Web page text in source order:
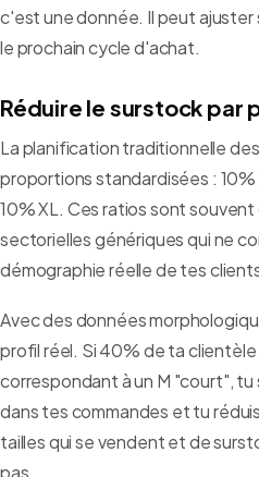
c'est une donnée. Il peut
le prochain cycle d'achat.
Réduire le surstock par
La planification traditionnelle
proportions standardisées : 10%
10% XL. Ces ratios sont
sectorielles génériques qui ne
démographie réelle de tes
Avec des données
profil réel. Si 40% de ta
correspondant à un M "court",
dans tes commandes et tu
tailles qui se vendent et de